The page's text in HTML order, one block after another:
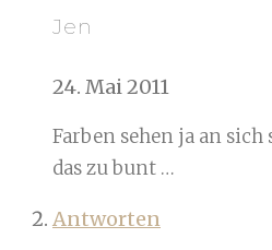
Jen
24. Mai 2011
Farben sehen ja an
das zu bunt …
Antworten